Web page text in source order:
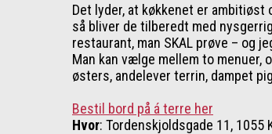
Det lyder, at køkkenet er
så bliver de tilberedt med
restaurant, man SKAL prøve – og
Man kan vælge mellem to menuer,
østers, andelever terrin, dampet
Bestil bord på á terre her
Hvor: Tordenskjoldsgade 11, 1055